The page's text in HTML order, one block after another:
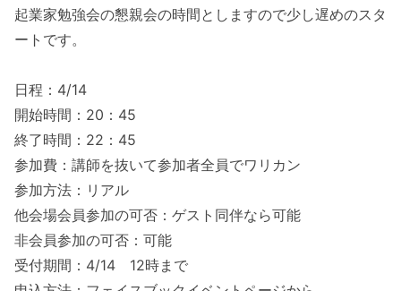
起業家勉強会の懇親会の時間としますので少し遅めのスタ
ートです。
日程：4/14
開始時間：20：45
終了時間：22：45
参加費：講師を抜いて参加者全員でワリカン
参加方法：リアル
他会場会員参加の可否：ゲスト同伴なら可能
非会員参加の可否：可能
受付期間：4/14 12時まで